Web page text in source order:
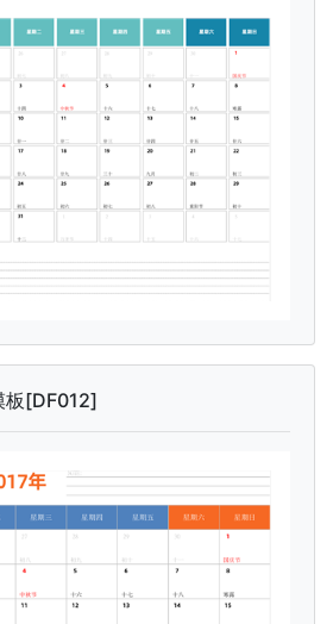
板[DF012]